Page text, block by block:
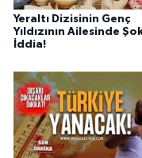
Yeraltı Dizisinin Genç
Yıldızının Ailesinde
İddia!